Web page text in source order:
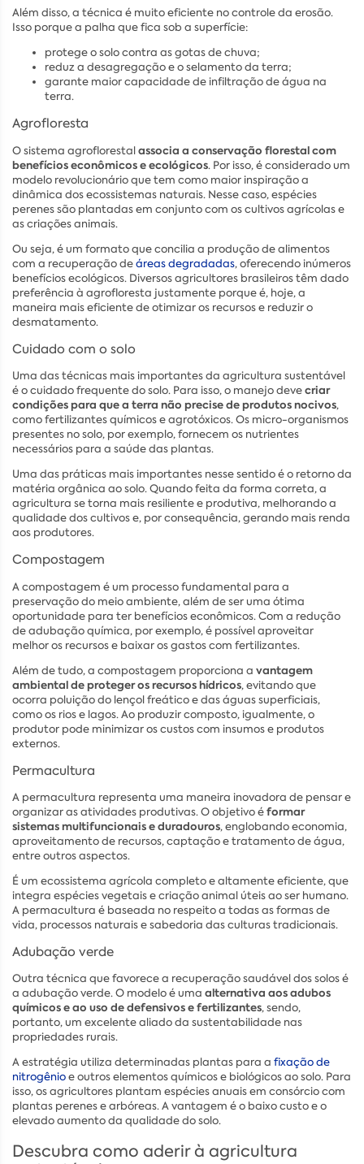
Além disso, a técnica é muito eficiente no controle da erosão.
Isso porque a palha que fica sob a superfície:
protege o solo contra as gotas de chuva;
reduz a desagregação e o selamento da terra;
garante maior capacidade de infiltração de água na
terra.
Agrofloresta
O sistema agroflorestalassocia a conservação florestal com
benefícios econômicos e ecológicos. Por isso, é considerado um
modelo revolucionário que tem como maior inspiração a
dinâmica dos ecossistemas naturais. Nesse caso, espécies
perenes são plantadas em conjunto com os cultivos agrícolas e
as criações animais.
Ou seja, é um formato que concilia a produção de alimentos
com a recuperação deáreas degradadas, oferecendo inúmeros
benefícios ecológicos. Diversos agricultores brasileiros têm dado
preferência à agrofloresta justamente porque é, hoje, a
maneira mais eficiente de otimizar os recursos e reduzir o
desmatamento.
Cuidado com o solo
Uma das técnicas mais importantes da agricultura sustentável
é o cuidado frequente do solo. Para isso, o manejo devecriar
condições para que a terra não precise de produtos nocivos,
como fertilizantes químicos e agrotóxicos. Os micro-organismos
presentes no solo, por exemplo, fornecem os nutrientes
necessários para a saúde das plantas.
Uma das práticas mais importantes nesse sentido é o retorno da
matéria orgânica ao solo. Quando feita da forma correta, a
agricultura se torna mais resiliente e produtiva, melhorando a
qualidade dos cultivos e, por consequência, gerando mais renda
aos produtores.
Compostagem
A compostagem é um processo fundamental para a
preservação do meio ambiente, além de ser uma ótima
oportunidade para ter benefícios econômicos. Com a redução
de adubação química, por exemplo, é possível aproveitar
melhor os recursos e baixar os gastos com fertilizantes.
Além de tudo, a compostagem proporciona a vantagem
ambiental de proteger os recursos hídricos, evitando que
ocorra poluição do lençol freático e das águas superficiais,
como os rios e lagos. Ao produzir composto, igualmente, o
produtor pode minimizar os custos com insumos e produtos
externos.
Permacultura
A permacultura representa uma maneira inovadora de pensar e
organizar as atividades produtivas. O objetivo éformar
sistemas multifuncionais e duradouros, englobando economia,
aproveitamento de recursos, captação e tratamento de água,
entre outros aspectos.
É um ecossistema agrícola completo e altamente eficiente, que
integra espécies vegetais e criação animal úteis ao ser humano.
A permacultura é baseada no respeito a todas as formas de
vida, processos naturais e sabedoria das culturas tradicionais.
Adubação verde
Outra técnica que favorece a recuperação saudável dos solos é
a adubação verde. O modelo é uma alternativa aos adubos
químicos e ao uso de defensivos e fertilizantes, sendo,
portanto, um excelente aliado da sustentabilidade nas
propriedades rurais.
A estratégia utiliza determinadas plantas para a fixação de
nitrogênioe outros elementos químicos e biológicos ao solo. Para
isso, os agricultores plantam espécies anuais em consórcio com
plantas perenes e arbóreas. A vantagem é o baixo custo e o
elevado aumento da qualidade do solo.
Descubra como aderir à agricultura